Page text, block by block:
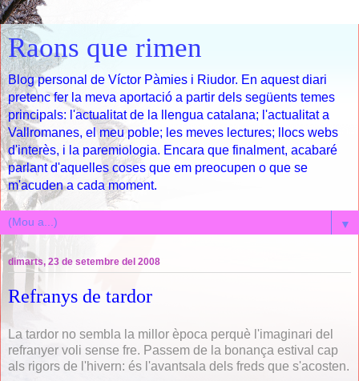
Raons que rimen
Blog personal de Víctor Pàmies i Riudor. En aquest diari
pretenc fer la meva aportació a partir dels següents temes
principals: l'actualitat de la llengua catalana; l'actualitat a
Vallromanes, el meu poble; les meves lectures; llocs webs
d'interès, i la paremiologia. Encara que finalment, acabaré
parlant d'aquelles coses que em preocupen o que se
m'acuden a cada moment.
▼
dimarts, 23 de setembre del 2008
Refranys de tardor
La tardor no sembla la millor època perquè l'imaginari del
refranyer voli sense fre. Passem de la bonança estival cap
als rigors de l'hivern: és l'avantsala dels freds que s'acosten.